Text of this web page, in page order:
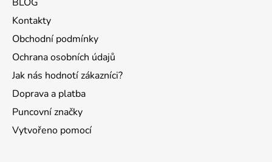
Kontakty
Obchodní podmínky
Ochrana osobních údajů
Jak nás hodnotí zákazníci?
Doprava a platba
Puncovní značky
Vytvořeno pomocí